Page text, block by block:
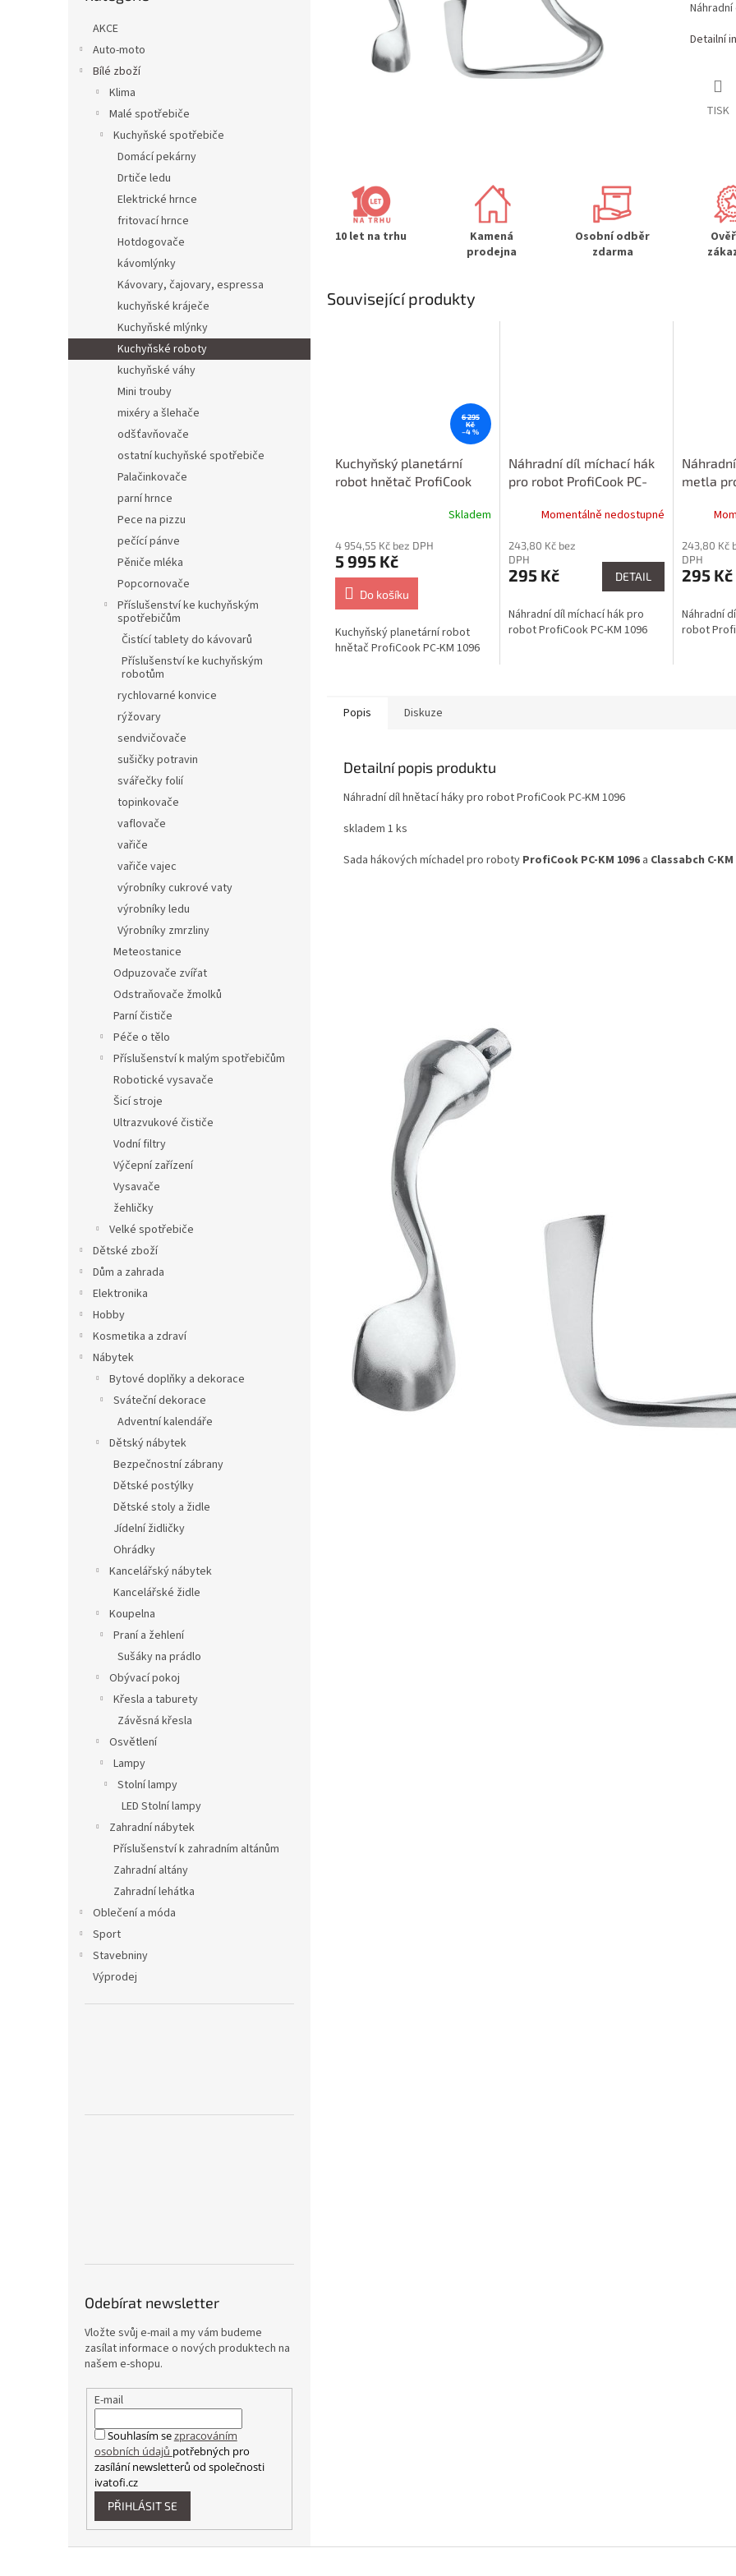
AKCE
Auto-moto
Bílé zboží
Klima
Malé spotřebiče
Kuchyňské spotřebiče
Domácí pekárny
Drtiče ledu
Elektrické hrnce
fritovací hrnce
Hotdogovače
kávomlýnky
Kávovary, čajovary, espressa
kuchyňské kráječe
Kuchyňské mlýnky
Kuchyňské roboty
kuchyňské váhy
Mini trouby
mixéry a šlehače
odšťavňovače
ostatní kuchyňské spotřebiče
Palačinkovače
parní hrnce
Pece na pizzu
pečící pánve
Pěniče mléka
Popcornovače
Příslušenství ke kuchyňským
spotřebičům
Čistící tablety do kávovarů
Příslušenství ke kuchyňským
robotům
rychlovarné konvice
rýžovary
sendvičovače
sušičky potravin
svářečky folií
topinkovače
vaflovače
vařiče
vařiče vajec
výrobníky cukrové vaty
výrobníky ledu
Výrobníky zmrzliny
Meteostanice
Odpuzovače zvířat
Odstraňovače žmolků
Parní čističe
Péče o tělo
Příslušenství k malým spotřebičům
Robotické vysavače
Šicí stroje
Ultrazvukové čističe
Vodní filtry
Výčepní zařízení
Vysavače
žehličky
Velké spotřebiče
Dětské zboží
Dům a zahrada
Elektronika
Hobby
Kosmetika a zdraví
Nábytek
Bytové doplňky a dekorace
Sváteční dekorace
Adventní kalendáře
Dětský nábytek
Bezpečnostní zábrany
Dětské postýlky
Dětské stoly a židle
Jídelní židličky
Ohrádky
Kancelářský nábytek
Kancelářské židle
Koupelna
Praní a žehlení
Sušáky na prádlo
Obývací pokoj
Křesla a taburety
Závěsná křesla
Osvětlení
Lampy
Stolní lampy
LED Stolní lampy
Zahradní nábytek
Příslušenství k zahradním altánům
Zahradní altány
Zahradní lehátka
Oblečení a móda
Sport
Stavebniny
Výprodej
Odebírat newsletter
Vložte svůj e-mail a my vám budeme
zasílat informace o nových produktech na
našem e-shopu.
E-mail
Souhlasím sezpracováním
osobních údajů potřebných pro
zasílání newsletterů od společnosti
ivatofi.cz
PŘIHLÁSIT SE
Detailní
TISK
10 let na trhu
Kamená
prodejna
Osobní odběr
zdarma
Související produkty
6 295
Kč
–4 %
Kuchyňský planetární
robot hnětač ProfiCook
Skladem
4 954,55 Kč bez DPH
5 995 Kč
Do košíku
Kuchyňský planetární robot
hnětač ProfiCook PC-KM 1096
Náhradní díl míchací hák
pro robot ProfiCook PC-
Momentálně nedostupné
243,80 Kč bez
DPH
295 Kč DETAIL
Náhradní díl míchací hák pro
robot ProfiCook PC-KM 1096
metla
243,80 Kč
DPH
295 Kč
Náhradní
robot
Popis Diskuze
Detailní popis produktu
Náhradní díl hnětací háky pro robot ProfiCook PC-KM 1096
skladem 1 ks
Sada hákových míchadel pro roboty ProfiCook PC-KM 1096 a Classabch C-